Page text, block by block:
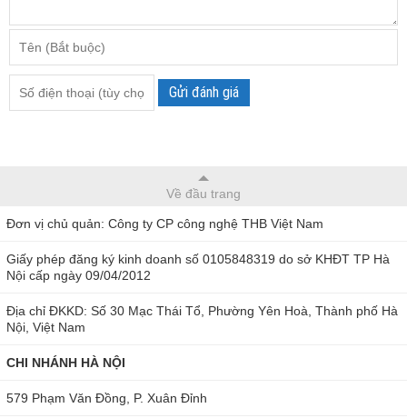
Gửi đánh giá
Về đầu trang
Đơn vị chủ quản: Công ty CP công nghệ THB Việt Nam
Giấy phép đăng ký kinh doanh số 0105848319 do sở KHĐT TP Hà
Nội cấp ngày 09/04/2012
Địa chỉ ĐKKD: Số 30 Mạc Thái Tổ, Phường Yên Hoà, Thành phố Hà
Nội, Việt Nam
CHI NHÁNH HÀ NỘI
579 Phạm Văn Đồng, P. Xuân Đỉnh